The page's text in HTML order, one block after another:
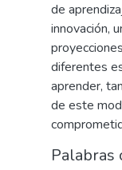
de
innovación,
diferentes
aprender,
de este
Palabras